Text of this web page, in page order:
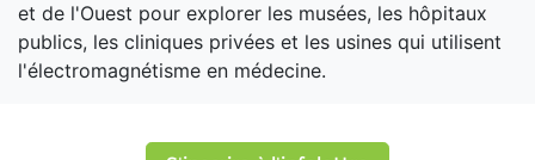
et de l'Ouest pour explorer les musées, les hôpitaux
publics, les cliniques privées et les usines qui utilisent
l'électromagnétisme en médecine.